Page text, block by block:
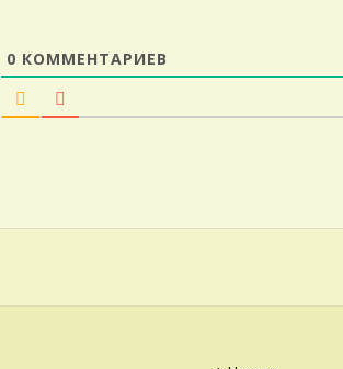
0 КОММЕНТАРИЕВ